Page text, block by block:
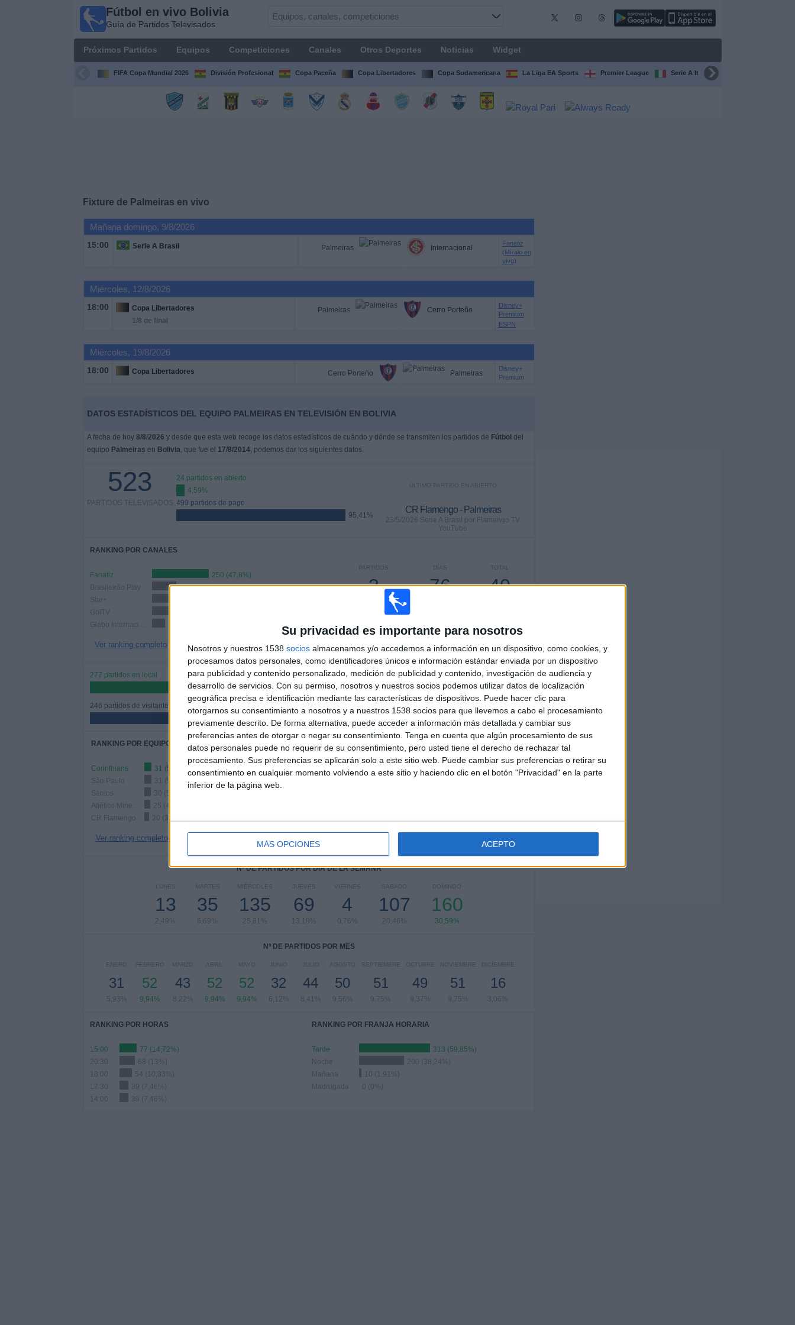
Su privacidad es importante para nosotros
Nosotros y nuestros 1538 socios almacenamos y/o accedemos a información en un dispositivo, como cookies, y
procesamos datos personales, como identificadores únicos e información estándar enviada por un dispositivo
para publicidad y contenido personalizado, medición de publicidad y contenido, investigación de audiencia y
desarrollo de servicios. Con su permiso, nosotros y nuestros socios podemos utilizar datos de localización
geográfica precisa e identificación mediante las características de dispositivos. Puede hacer clic para
otorgarnos su consentimiento a nosotros y a nuestros 1538 socios para que llevemos a cabo el procesamiento
previamente descrito. De forma alternativa, puede acceder a información más detallada y cambiar sus
preferencias antes de otorgar o negar su consentimiento. Tenga en cuenta que algún procesamiento de sus
datos personales puede no requerir de su consentimiento, pero usted tiene el derecho de rechazar tal
procesamiento. Sus preferencias se aplicarán solo a este sitio web. Puede cambiar sus preferencias o retirar su
consentimiento en cualquier momento volviendo a este sitio y haciendo clic en el botón "Privacidad" en la parte
inferior de la página web.
MÁS OPCIONES ACEPTO
Fútbol en vivo Bolivia
Guía de Partidos Televisados
Próximos Partidos Equipos Competiciones Canales Otros Deportes Noticias Widget
FIFA Copa Mundial 2026 División Profesional Copa Paceña Copa Libertadores Copa Sudamericana La Liga EA Sports Premier League Serie A Italiana
Fixture de Palmeiras en vivo
Mañana domingo, 9/8/2026
15:00 Serie A Brasil Palmeiras Internacional
Fanatiz
(Míralo en
vivo)
Miércoles, 12/8/2026
18:00
Copa Libertadores
1/8 de final
Palmeiras Cerro Porteño
Disney+
Premium
ESPN
Miércoles, 19/8/2026
18:00 Copa Libertadores Cerro Porteño Palmeiras
Disney+
Premium
DATOS ESTADÍSTICOS DEL EQUIPO PALMEIRAS EN TELEVISIÓN EN BOLIVIA
A fecha de hoy 8/8/2026 y desde que esta web recoge los datos estadísticos de cuándo y dónde se transmiten los partidos de Fútbol del
equipo Palmeiras en Bolivia, que fue el 17/8/2014, podemos dar los siguientes datos:
523
PARTIDOS TELEVISADOS
24 partidos en abierto
4,59%
499 partidos de pago
95,41%
ÚLTIMO PARTIDO EN ABIERTO
CR Flamengo - Palmeiras
23/5/2026 Serie A Brasil por Flamengo TV
YouTube
RANKING POR CANALES
Fanatiz
250 (47,8%)
Brasileirão Play
107 (20,46%)
Star+
GolTV
Ver ranking completo
TOTAL
40
DÍAS
76
PARTIDOS
3
CONSECUTIVOS
277 partidos en local
52,96%
246 partidos de visitante
88
RIVALES
31
VS Corinthians
9
COMPETICIONES
RANKING POR EQUIPOS
Corinthians
31 (5,93%)
São Paulo
31 (5,93%)
Santos
30 (5,74%)
25 (4,78%)
CR Flamengo
20 (3,82%)
Ver ranking completo
RANKING POR COMPETICIONES
Serie A Brasil
282 (53,92%)
Nº DE PARTIDOS POR DÍA DE LA SEMANA
LUNES
13
2,49%
MARTES
35
6,69%
MIÉRCOLES
135
25,81%
JUEVES
69
13,19%
VIERNES
4
0,76%
SÁBADO
107
20,46%
DOMINGO
160
30,59%
Nº DE PARTIDOS POR MES
ENERO
31
5,93%
FEBRERO
52
9,94%
MARZO
43
8,22%
ABRIL
52
9,94%
MAYO
52
9,94%
JUNIO
32
6,12%
JULIO
44
8,41%
AGOSTO
50
9,56%
SEPTIEMBRE
51
9,75%
OCTUBRE
49
9,37%
NOVIEMBRE
51
9,75%
DICIEMBRE
16
3,06%
RANKING POR HORAS
15:00
77 (14,72%)
20:30
68 (13%)
18:00
54 (10,33%)
17:30
39 (7,46%)
39 (7,46%)
RANKING POR FRANJA HORARIA
Tarde
313 (59,85%)
Noche
200 (38,24%)
Mañana
10 (1,91%)
Madrugada
0 (0%)